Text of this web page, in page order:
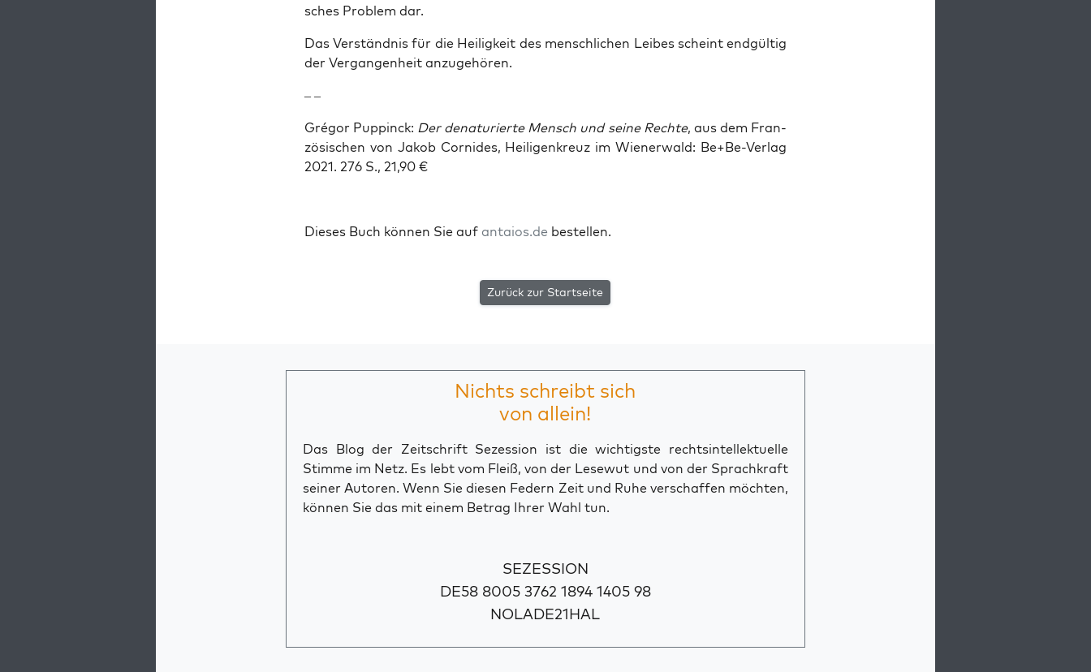
sches Pro­blem dar.
Das Ver­ständ­nis für die Hei­lig­keit des mensch­li­chen Lei­bes scheint end­gül­tig
der Ver­gan­gen­heit anzugehören.
– –
Gré­gor Pup­pinck: Der dena­tu­rier­te Mensch und sei­ne Rech­te, aus dem Fran­
zö­si­schen von Jakob Corn­ides, Hei­li­gen­kreuz im Wie­ner­wald: Be+Be-Verlag
2021. 276 S., 21,90 €
Die­ses Buch kön­nen Sie auf antaios.de bestellen.
Zurück zur Startseite
Nichts schreibt sich
von allein!
Das Blog der Zeitschrift Sezession ist die wichtigste rechtsintellektuelle
Stimme im Netz. Es lebt vom Fleiß, von der Lesewut und von der Sprachkraft
seiner Autoren. Wenn Sie diesen Federn Zeit und Ruhe verschaffen möchten,
können Sie das mit einem Betrag Ihrer Wahl tun.
SEZESSION
DE58 8005 3762 1894 1405 98
NOLADE21HAL